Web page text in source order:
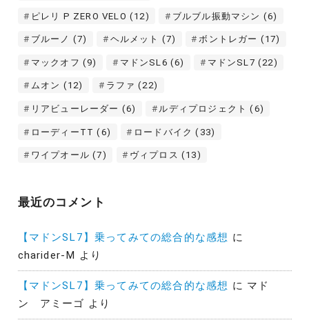
ピレリ P ZERO VELO (12) ブルブル振動マシン (6)
ブルーノ (7) ヘルメット (7) ボントレガー (17)
マックオフ (9) マドンSL6 (6) マドンSL7 (22)
ムオン (12) ラファ (22)
リアビューレーダー (6) ルディプロジェクト (6)
ローディーTT (6) ロードバイク (33)
ワイプオール (7) ヴィプロス (13)
最近のコメント
【マドンSL7】乗ってみての総合的な感想 に
charider-M
より
【マドンSL7】乗ってみての総合的な感想 に マド
ン アミーゴ より